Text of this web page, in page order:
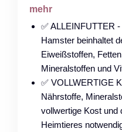
mehr
✅ ALLEINFUTTER
Hamster beinhaltet
Eiweißstoffen,
Mineralstoffen und
✅ VOLLWERTIGE
Nährstoffe,
vollwertige Kost und
Heimtieres